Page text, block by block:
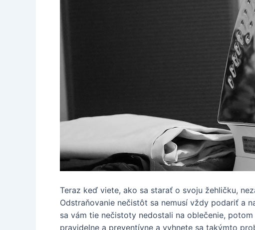
Teraz keď viete, ako sa starať o svoju žehličku,
Odstraňovanie nečistôt sa nemusí vždy podariť a
sa vám tie nečistoty nedostali na oblečenie,
pravidelne a preventívne a vyhnete sa takýmto